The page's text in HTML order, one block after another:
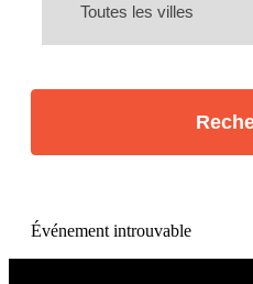
Événement introuvable